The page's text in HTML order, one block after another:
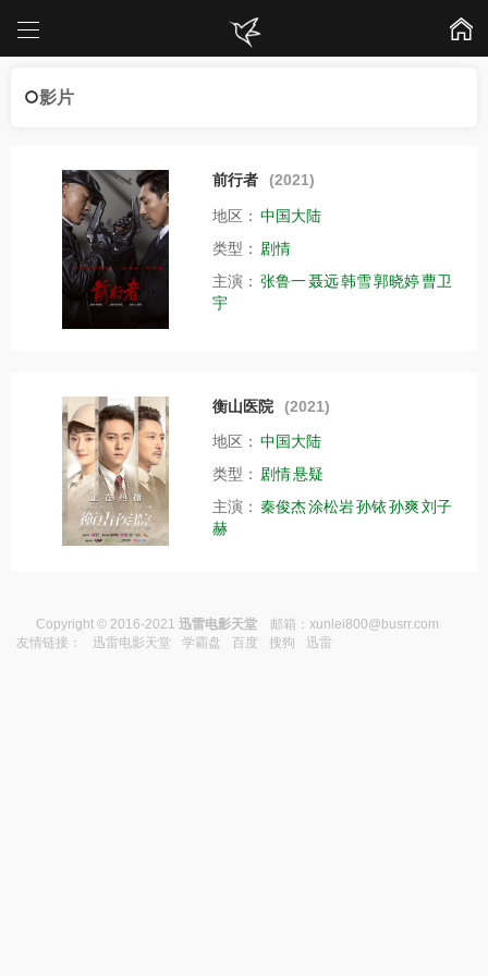
影片
前行者 (2021)
地区： 中国大陆
类型： 剧情
主演： 张鲁一聂远韩雪郭晓婷曹卫
宇
衡山医院 (2021)
地区： 中国大陆
类型： 剧情悬疑
主演： 秦俊杰涂松岩孙铱孙爽刘子
赫
Copyright © 2016-2021 迅雷电影天堂 邮箱： xunlei800@busrr.com
友情链接：
迅雷电影天堂 学霸盘 百度 搜狗 迅雷